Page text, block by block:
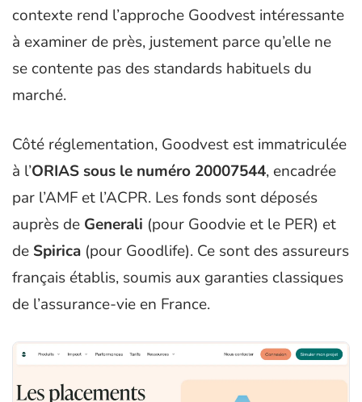
contexte rend l’approche Goodvest intéressante
à examiner de près, justement parce qu’elle ne
se contente pas des standards habituels du
marché.
Côté réglementation, Goodvest est immatriculée
à l’ORIAS sous le numéro 20007544, encadrée
par l’AMF et l’ACPR. Les fonds sont déposés
auprès de Generali (pour Goodvie et le PER) et
de Spirica (pour Goodlife). Ce sont des assureurs
français établis, soumis aux garanties classiques
de l’assurance-vie en France.